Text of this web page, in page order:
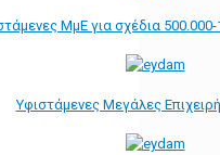
ΜμΕ για σχέδια
Υφιστάμενες Μεγάλες